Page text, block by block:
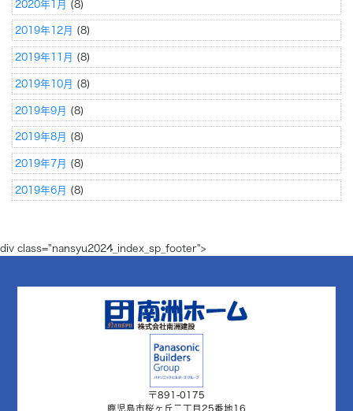
2020年1月 (8)
2019年12月 (8)
2019年11月 (8)
2019年10月 (8)
2019年9月 (8)
2019年8月 (8)
2019年7月 (8)
2019年6月 (8)
div class="nansyu2024_index_sp_footer">
〒891-0175
鹿児島市桜ヶ丘二丁目25番地16